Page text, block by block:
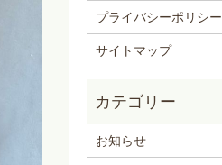
プライバシーポリシー
サイトマップ
お知らせ